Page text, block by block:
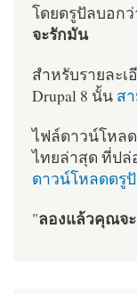
โดยดรูปัลบอกว่
จะรักมัน
สำหรับรายละ
Drupal 8 นั้น ส
ไฟล์ดาวน์โหล
ไทยล่าสุด ที่ป
ดาวน์โหลดดรู
"ลองแล้วคุณจ